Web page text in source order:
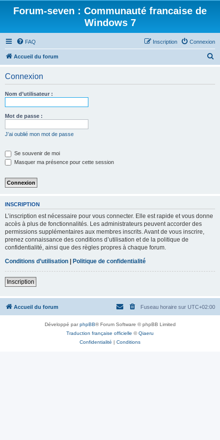
Forum-seven : Communauté francaise de
Windows 7
FAQ Connexion
Inscription
Accueil du forum
Connexion
Nom d’utilisateur :
Mot de passe :
J’ai oublié mon mot de passe
Se souvenir de moi
Masquer ma présence pour cette session
INSCRIPTION
L’inscription est nécessaire pour vous connecter. Elle est rapide et vous donne
accès à plus de fonctionnalités. Les administrateurs peuvent accorder des
permissions supplémentaires aux membres inscrits. Avant de vous inscrire,
prenez connaissance des conditions d’utilisation et de la politique de
confidentialité, ainsi que des règles propres à chaque forum.
Conditions d’utilisation | Politique de confidentialité
Inscription
Accueil du forum Fuseau horaire sur UTC+02:00
Développé parphpBB® Forum Software © phpBB Limited
Traduction française officielle ©Qiaeru
Confidentialité | Conditions